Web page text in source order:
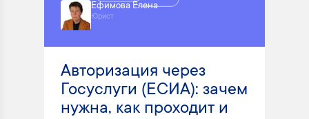
Ефимова Елена
Юрист
Авторизация через
Госуслуги (ЕСИА): зачем
нужна, как проходит и